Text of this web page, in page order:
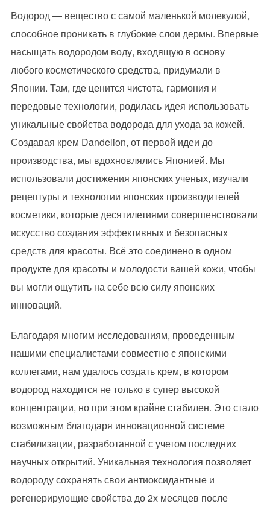
Водород — вещество с самой маленькой молекулой,
способное проникать в глубокие слои дермы. Впервые
насыщать водородом воду, входящую в основу
любого косметического средства, придумали в
Японии. Там, где ценится чистота, гармония и
передовые технологии, родилась идея использовать
уникальные свойства водорода для ухода за кожей.
Создавая крем Dandelion, от первой идеи до
производства, мы вдохновлялись Японией. Мы
использовали достижения японских ученых, изучали
рецептуры и технологии японских производителей
косметики, которые десятилетиями совершенствовали
искусство создания эффективных и безопасных
средств для красоты. Всё это соединено в одном
продукте для красоты и молодости вашей кожи, чтобы
вы могли ощутить на себе всю силу японских
инноваций.
Благодаря многим исследованиям, проведенным
нашими специалистами совместно с японскими
коллегами, нам удалось создать крем, в котором
водород находится не только в супер высокой
концентрации, но при этом крайне стабилен. Это стало
возможным благодаря инновационной системе
стабилизации, разработанной с учетом последних
научных открытий. Уникальная технология позволяет
водороду сохранять свои антиоксидантные и
регенерирующие свойства до 2х месяцев после